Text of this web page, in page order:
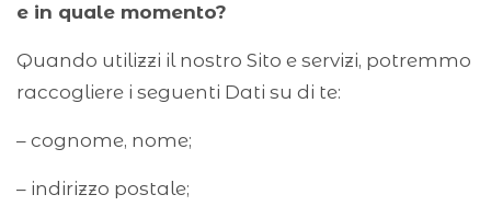
e in quale momento?
Quando utilizzi il nostro Sito e servizi, potremmo
raccogliere i seguenti Dati su di te:
– cognome, nome;
– indirizzo postale;